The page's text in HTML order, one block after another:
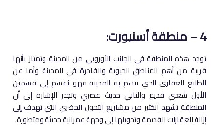
4 – منطقة أسنيورت:
توجد هذه المنطقة في الجانب الأوروبي من المدينة وتمتاز بأنها
قريبة من أهم المناطق الحيوية والفاخرة في المدينة وأما عن
الطابع العقاري الذي تتسم به المدينة فهو يُقسم إلى قسمين
الأول شعبي قديم والثاني حديث عصري وتجدر الإشارة إلى أن
المنطقة تشهد الكثير من مشاريع التحول الحضري التي تهدف إلى
إزالة العقارات القديمة وتحويلها إلى وجهة عمرانية حديثة ومتطورة.